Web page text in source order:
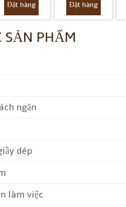
Đặt hàng Đặt hàng
SẢN PHẨM
ngăn
dép
làm việc